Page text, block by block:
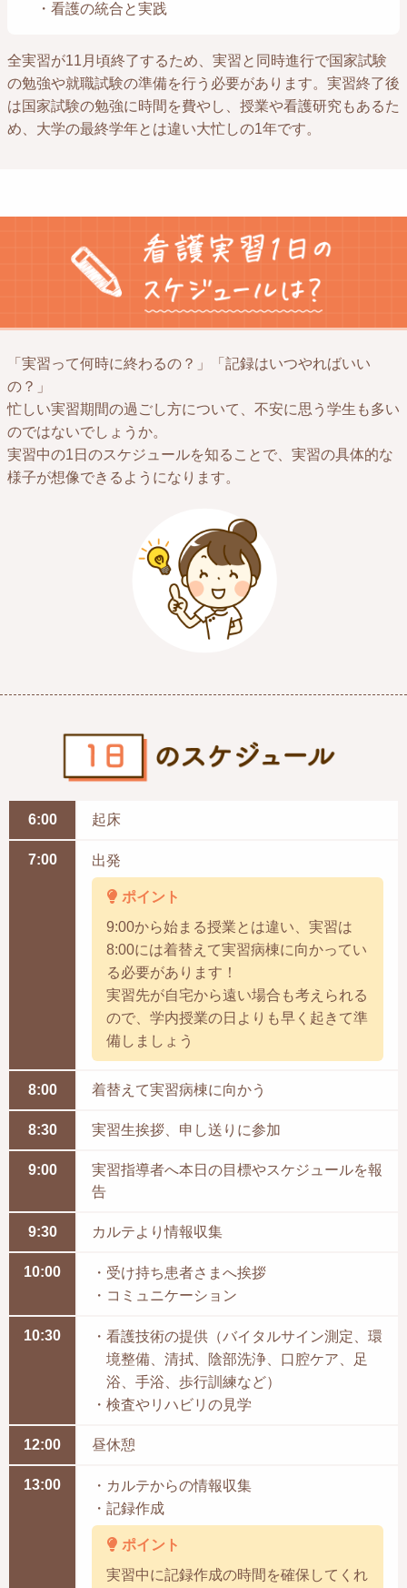
・看護の統合と実践
全実習が11月頃終了するため、実習と同時進行で国家試験
の勉強や就職試験の準備を行う必要があります。実習終了後
は国家試験の勉強に時間を費やし、授業や看護研究もあるた
め、大学の最終学年とは違い大忙しの1年です。
「実習って何時に終わるの？」「記録はいつやればいい
の？」
忙しい実習期間の過ごし方について、不安に思う学生も多い
のではないでしょうか。
実習中の1日のスケジュールを知ることで、実習の具体的な
様子が想像できるようになります。
6:00 起床
7:00 出発
ポイント
9:00から始まる授業とは違い、実習は
8:00には着替えて実習病棟に向かってい
る必要があります！
実習先が自宅から遠い場合も考えられる
ので、学内授業の日よりも早く起きて準
備しましょう
8:00 着替えて実習病棟に向かう
8:30 実習生挨拶、申し送りに参加
9:00
実習指導者へ本日の目標やスケジュールを報
告
9:30 カルテより情報収集
10:00
・受け持ち患者さまへ挨拶
・コミュニケーション
10:30
・看護技術の提供（バイタルサイン測定、環
境整備、清拭、陰部洗浄、口腔ケア、足
浴、手浴、歩行訓練など）
・検査やリハビリの見学
12:00 昼休憩
13:00
・カルテからの情報収集
・記録作成
ポイント
実習中に記録作成の時間を確保してくれ